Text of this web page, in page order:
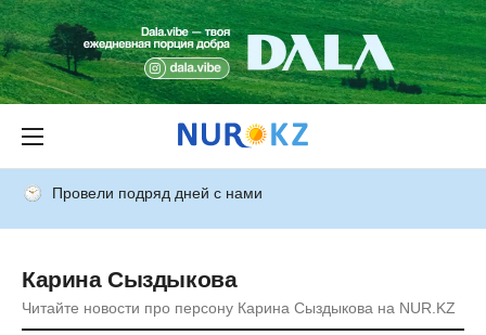
Провели подряд дней с нами
Карина Сыздыкова
Читайте новости про персону Карина Сыздыкова на NUR.KZ